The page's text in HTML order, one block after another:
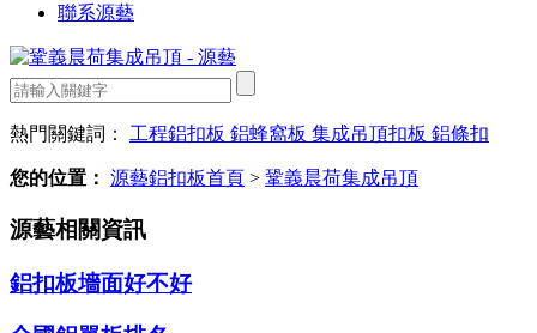
聯系源藝
熱門關鍵詞： 工程鋁扣板 鋁蜂窩板 集成吊頂扣板 鋁條扣
您的位置： 源藝鋁扣板首頁 > 鞏義晨荷集成吊頂
源藝相關資訊
鋁扣板墻面好不好